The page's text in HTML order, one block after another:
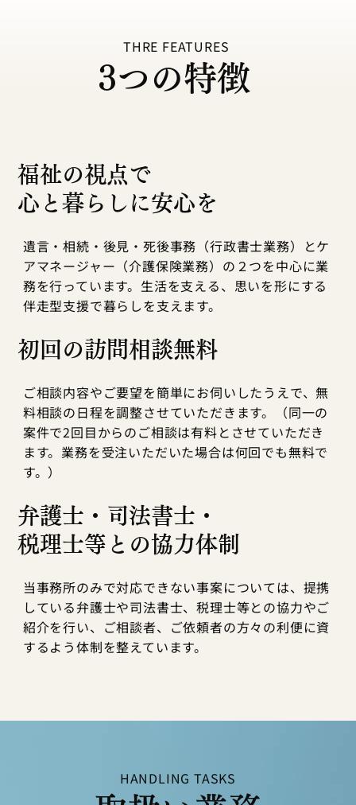
遺言・相続・後見・死後事務（行政書士業務）とケ
アマネージャー（介護保険業務）の２つを中心に業
務を行っています。生活を支える、思いを形にする
伴走型支援で暮らしを支えます。
福祉の視点で
心と暮らしに安心を
ご相談内容やご要望を簡単にお伺いしたうえで、無
料相談の日程を調整させていただきます。（同一の
案件で2回目からのご相談は有料とさせていただき
ます。業務を受注いただいた場合は何回でも無料で
す。）
初回の訪問相談無料
当事務所のみで対応できない事案については、提携
している弁護士や司法書士、税理士等との協力やご
紹介を行い、ご相談者、ご依頼者の方々の利便に資
するよう体制を整えています。
弁護士・司法書士・
税理士等との協力体制
THRE FEATURES
3つの特徴
HANDLING TASKS